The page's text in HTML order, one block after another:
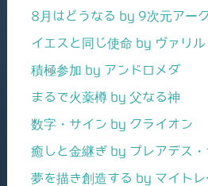
8月はどうなる by 9次元アー
イエスと同じ使命 by ヴァリル
積極参加 by アンドロメダ
まるで火薬樽 by 父なる神
数字・サイン by クライオン
癒しと金継ぎ by プレアデス・
夢を描き創造する by マイトレ